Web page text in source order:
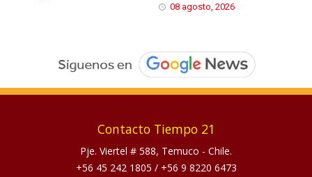
08 agosto, 2026
Contacto Tiempo 21
Pje. Viertel # 588, Temuco - Chile.
+56 45 242 1805 / +56 9 8220 6473